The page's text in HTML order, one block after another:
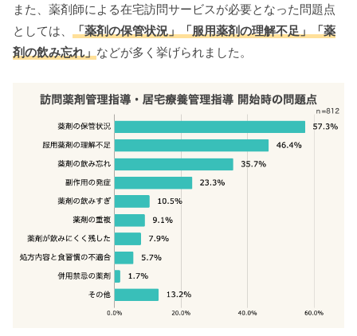
また、薬剤師による在宅訪問サービスが必要となった問題点
としては、
「薬剤の保管状況」「服用薬剤の理解不足」「薬
剤の飲み忘れ」 などが多く挙げられました。